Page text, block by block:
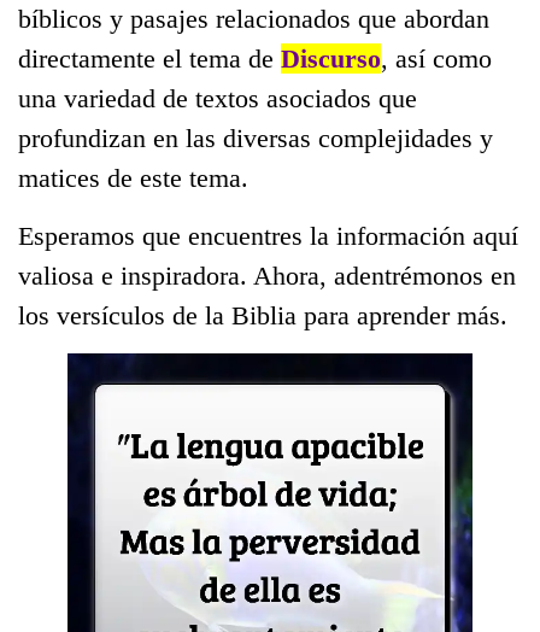
bíblicos y pasajes relacionados que abordan
directamente el tema de Discurso, así como
una variedad de textos asociados que
profundizan en las diversas complejidades y
matices de este tema.
Esperamos que encuentres la información aquí
valiosa e inspiradora. Ahora, adentrémonos en
los versículos de la Biblia para aprender más.